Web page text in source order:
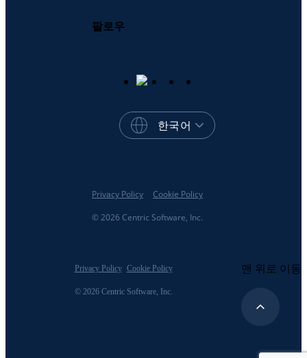
팔로우
한국어
© 2026 Centric Software, Inc.
Privacy Policy Cookie Policy
© 2026 Centric Software, Inc.
Privacy Policy Cookie Policy 맨 위로 이동